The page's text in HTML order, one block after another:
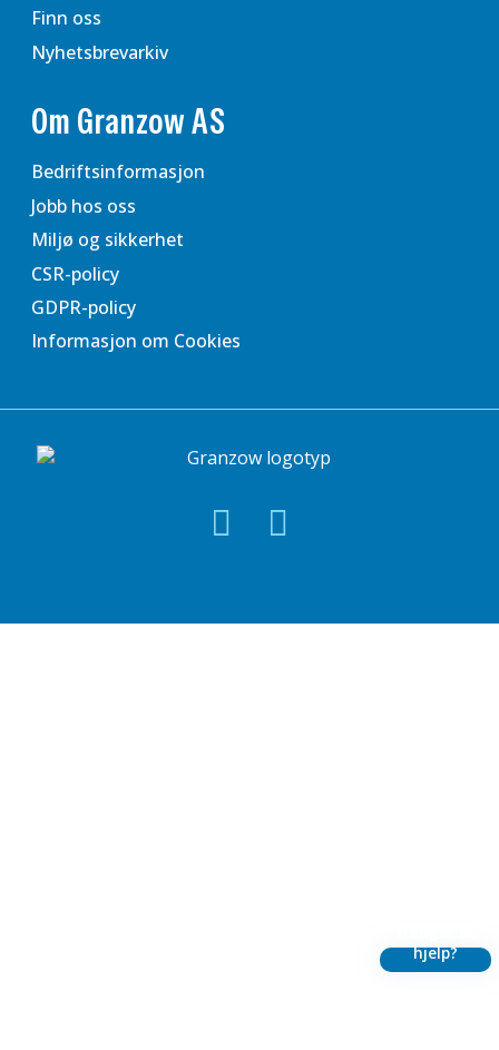
Finn oss
Nyhetsbrevarkiv
Om Granzow AS
Bedriftsinformasjon
Jobb hos oss
Miljø og sikkerhet
CSR-policy
GDPR-policy
Informasjon om Cookies
Facebook
hjelp?